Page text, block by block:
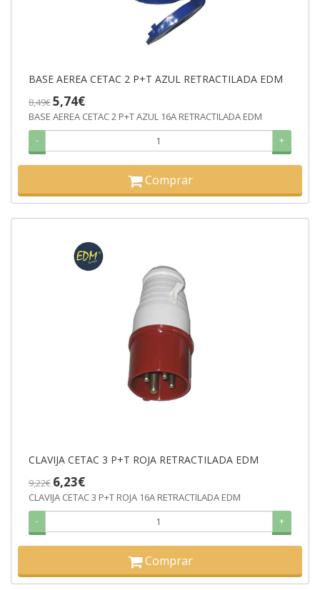
BASE AEREA CETAC 2 P+T AZUL RETRACTILADA EDM
8,49€5,74€
BASE AEREA CETAC 2 P+T AZUL 16A RETRACTILADA EDM
- +
Comprar
CLAVIJA CETAC 3 P+T ROJA RETRACTILADA EDM
9,22€ 6,23€
CLAVIJA CETAC 3 P+T ROJA 16A RETRACTILADA EDM
- +
Comprar